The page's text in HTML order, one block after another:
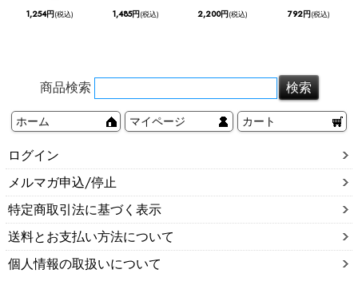
1,254円(税込) 1,485円(税込) 2,200円(税込) 792円(税込)
商品検索
ホーム マイページ カート
ログイン
メルマガ申込/停止
特定商取引法に基づく表示
送料とお支払い方法について
個人情報の取扱いについて